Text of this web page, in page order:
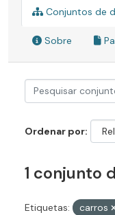
Conjuntos de
Sobre
Ordenar por
1 conjunto
Etiquetas: carros